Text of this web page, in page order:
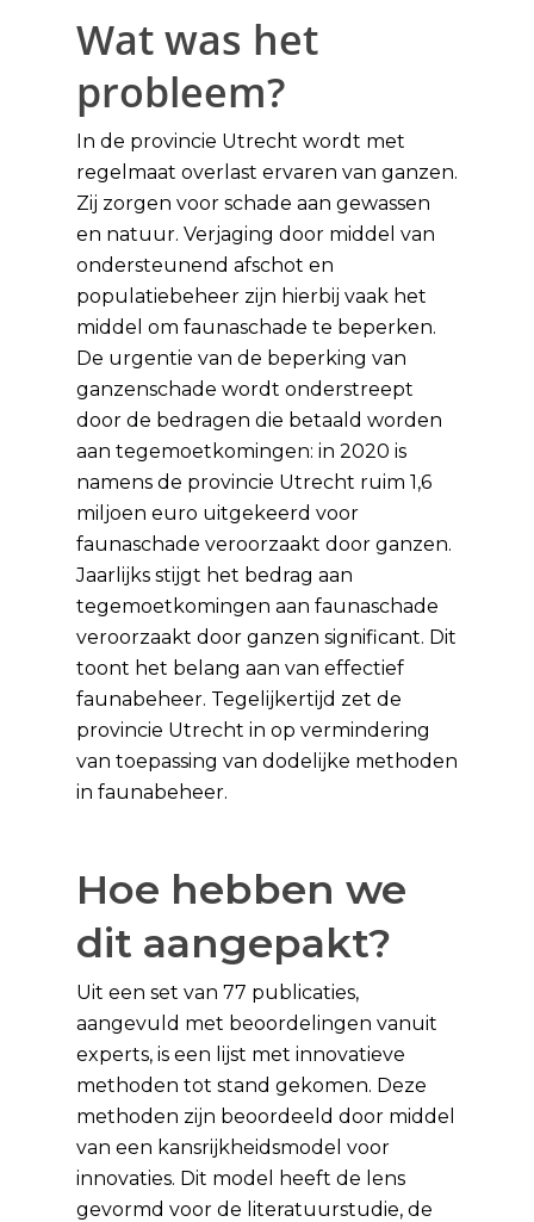
Wat was het
probleem?
In de provincie Utrecht wordt met
regelmaat overlast ervaren van ganzen.
Zij zorgen voor schade aan gewassen
en natuur. Verjaging door middel van
ondersteunend afschot en
populatiebeheer zijn hierbij vaak het
middel om faunaschade te beperken.
De urgentie van de beperking van
ganzenschade wordt onderstreept
door de bedragen die betaald worden
aan tegemoetkomingen: in 2020 is
namens de provincie Utrecht ruim 1,6
miljoen euro uitgekeerd voor
faunaschade veroorzaakt door ganzen.
Jaarlijks stijgt het bedrag aan
tegemoetkomingen aan faunaschade
veroorzaakt door ganzen significant. Dit
toont het belang aan van effectief
faunabeheer. Tegelijkertijd zet de
provincie Utrecht in op vermindering
van toepassing van dodelijke methoden
in faunabeheer.
Hoe hebben we
dit aangepakt?
Uit een set van 77 publicaties,
aangevuld met beoordelingen vanuit
experts, is een lijst met innovatieve
methoden tot stand gekomen. Deze
methoden zijn beoordeeld door middel
van een kansrijkheidsmodel voor
innovaties. Dit model heeft de lens
gevormd voor de literatuurstudie, de